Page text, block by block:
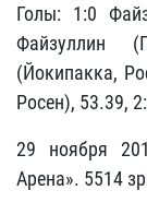
Голы: 1:0
Файзуллин
(Йокипакка,
Росен), 53.39,
29 ноября
Арена». 5514